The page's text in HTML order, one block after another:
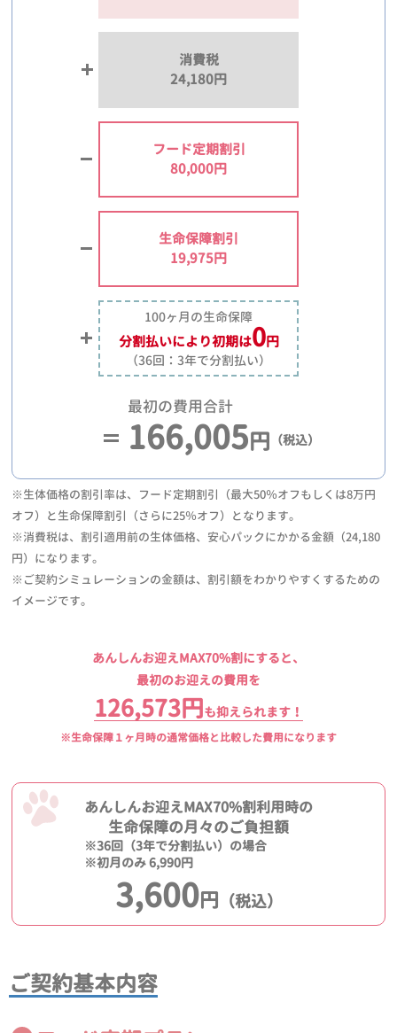
消費税
24,180円
フード定期割引
80,000円
生命保障割引
19,975円
100ヶ月の生命保障
分割払いにより初期は0円
（36回：3年で分割払い）
最初の費用合計
166,005円 （税込）
※生体価格の割引率は、フード定期割引（最大50％オフもしくは8万円
オフ）と生命保障割引（さらに25％オフ）となります。
※消費税は、割引適用前の生体価格、安心パックにかかる金額（24,180
円）になります。
※ご契約シミュレーションの金額は、割引額をわかりやすくするための
イメージです。
あんしんお迎えMAX70%割にすると、
最初のお迎えの費用を
126,573円も抑えられます！
※生命保障１ヶ月時の通常価格と比較した費用になります
あんしんお迎えMAX70%割利用時の
生命保障の月々のご負担額
※36回（3年で分割払い）の場合
※初月のみ 6,990円
3,600円 （税込）
ご契約基本内容